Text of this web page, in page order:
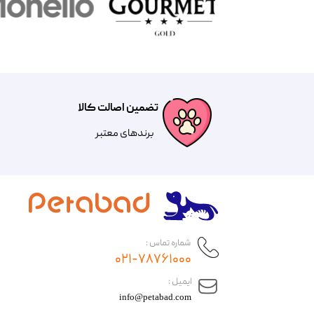
تضمین اصالت کالا
​​برندهای معتبر​​​​​​​
​ایمیل :
info@petabad.com
شماره تماس :
۰۲۱-۷۸۷۶۱۰۰۰